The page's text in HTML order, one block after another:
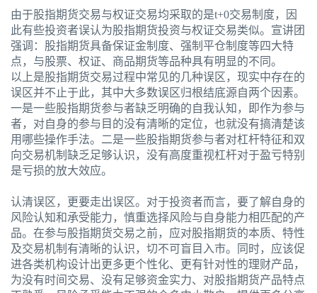
由于股指期货交易与权证交易均采取的是t+0交易制度，因
此有些投资者误认为股指期货投资与权证交易类似。宣讲团
强调：股指期货具备保证金制度、强制平仓制度等四大特
点，与股票、权证、商品期货等品种具有明显的不同。
以上是股指期货交易过程中常见的几种误区，现实中存在的
误区并不止于此，其中大多数误区归根结底源自两个因素。
一是一些股指期货参与者缺乏明确的自我认知，即作为参与
者，对自身的参与目的没有清晰的定位，也就没有搞清楚该
用哪些操作手法。二是一些股指期货参与者对杠杆特征和双
向交易机制缺乏足够认识，没有高度重视杠杆对于盈亏特别
是亏损的放大效应。
认清误区，更要走出误区。对于投资者而言，要了解自身的
风险认知和承受能力，慎重选择风险与自身能力相匹配的产
品。在参与股指期货交易之前，应对股指期货的本质、特性
及交易机制有清晰的认识，切不可盲目入市。同时，应该促
进各类机构设计出更多更个性化、更有针对性的理财产品，
为没有时间交易、没有足够资金实力、对股指期货产品特点